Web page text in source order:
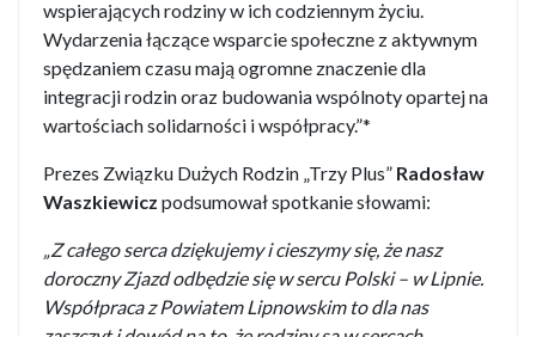
wspierających rodziny w ich codziennym życiu.
Wydarzenia łączące wsparcie społeczne z aktywnym
spędzaniem czasu mają ogromne znaczenie dla
integracji rodzin oraz budowania wspólnoty opartej na
wartościach solidarności i współpracy.”*
Prezes Związku Dużych Rodzin „Trzy Plus” Radosław
Waszkiewicz podsumował spotkanie słowami:
„Z całego serca dziękujemy i cieszymy się, że nasz
doroczny Zjazd odbędzie się w sercu Polski – w Lipnie.
Współpraca z Powiatem Lipnowskim to dla nas